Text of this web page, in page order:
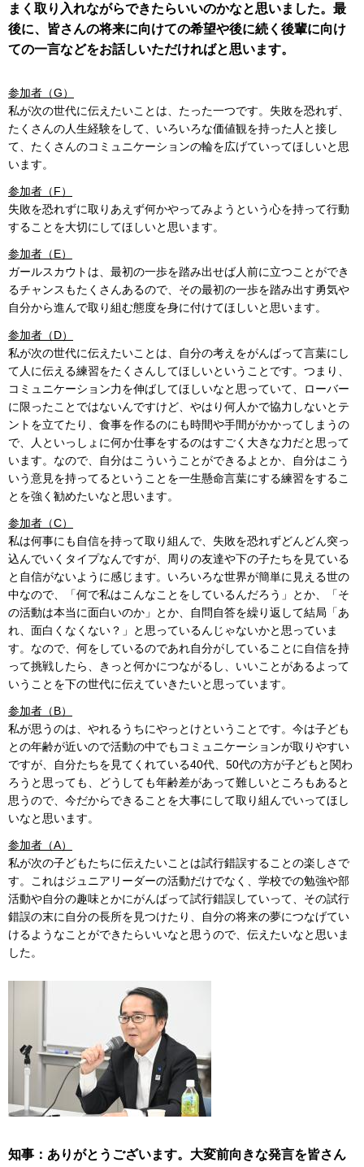
まく取り入れながらできたらいいのかなと思いました。最
後に、皆さんの将来に向けての希望や後に続く後輩に向け
ての一言などをお話しいただければと思います。
参加者（G）
私が次の世代に伝えたいことは、たった一つです。失敗を恐れず、
たくさんの人生経験をして、いろいろな価値観を持った人と接し
て、たくさんのコミュニケーションの輪を広げていってほしいと思
います。
参加者（F）
失敗を恐れずに取りあえず何かやってみようという心を持って行動
することを大切にしてほしいと思います。
参加者（E）
ガールスカウトは、最初の一歩を踏み出せば人前に立つことができ
るチャンスもたくさんあるので、その最初の一歩を踏み出す勇気や
自分から進んで取り組む態度を身に付けてほしいと思います。
参加者（D）
私が次の世代に伝えたいことは、自分の考えをがんばって言葉にし
て人に伝える練習をたくさんしてほしいということです。つまり、
コミュニケーション力を伸ばしてほしいなと思っていて、ローバー
に限ったことではないんですけど、やはり何人かで協力しないとテ
ントを立てたり、食事を作るのにも時間や手間がかかってしまうの
で、人といっしょに何か仕事をするのはすごく大きな力だと思って
います。なので、自分はこういうことができるよとか、自分はこう
いう意見を持ってるということを一生懸命言葉にする練習をするこ
とを強く勧めたいなと思います。
参加者（C）
私は何事にも自信を持って取り組んで、失敗を恐れずどんどん突っ
込んでいくタイプなんですが、周りの友達や下の子たちを見ている
と自信がないように感じます。いろいろな世界が簡単に見える世の
中なので、「何で私はこんなことをしているんだろう」とか、「そ
の活動は本当に面白いのか」とか、自問自答を繰り返して結局「あ
れ、面白くなくない？」と思っているんじゃないかと思っていま
す。なので、何をしているのであれ自分がしていることに自信を持
って挑戦したら、きっと何かにつながるし、いいことがあるよって
いうことを下の世代に伝えていきたいと思っています。
参加者（B）
私が思うのは、やれるうちにやっとけということです。今は子ども
との年齢が近いので活動の中でもコミュニケーションが取りやすい
ですが、自分たちを見てくれている40代、50代の方が子どもと関わ
ろうと思っても、どうしても年齢差があって難しいところもあると
思うので、今だからできることを大事にして取り組んでいってほし
いなと思います。
参加者（A）
私が次の子どもたちに伝えたいことは試行錯誤することの楽しさで
す。これはジュニアリーダーの活動だけでなく、学校での勉強や部
活動や自分の趣味とかにがんばって試行錯誤していって、その試行
錯誤の末に自分の長所を見つけたり、自分の将来の夢につなげてい
けるようなことができたらいいなと思うので、伝えたいなと思いま
した。
知事：ありがとうございます。大変前向きな発言を皆さん